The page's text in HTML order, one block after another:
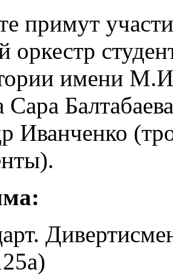
примут
имени
Сара
Иванченко